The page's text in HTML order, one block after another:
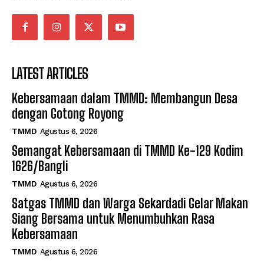
LATEST ARTICLES
Kebersamaan dalam TMMD: Membangun Desa
dengan Gotong Royong
TMMD Agustus 6, 2026
Semangat Kebersamaan di TMMD Ke-129 Kodim
1626/Bangli
TMMD Agustus 6, 2026
Satgas TMMD dan Warga Sekardadi Gelar Makan
Siang Bersama untuk Menumbuhkan Rasa
Kebersamaan
TMMD Agustus 6, 2026